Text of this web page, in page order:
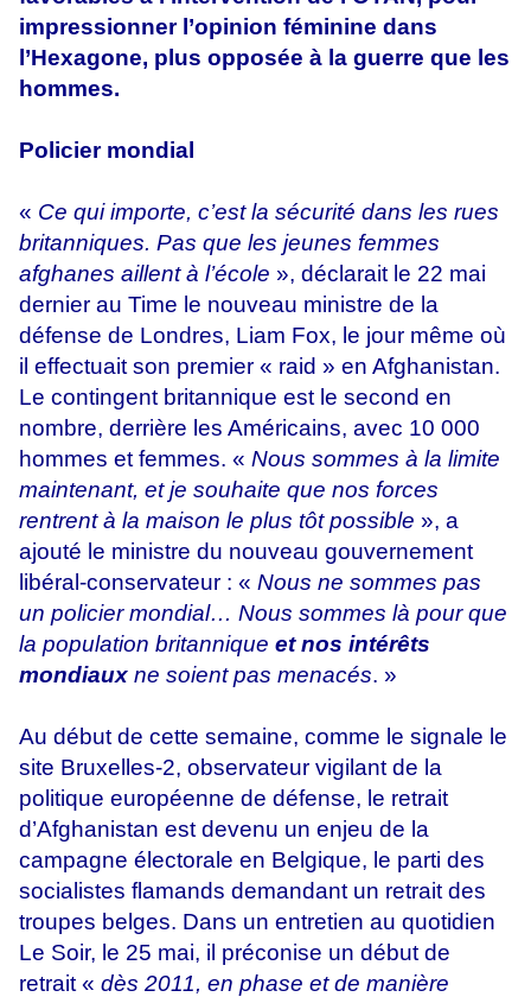
impressionner l’opinion féminine dans
l’Hexagone, plus opposée à la guerre que les
hommes.
Policier mondial
« Ce qui importe, c’est la sécurité dans les rues
britanniques. Pas que les jeunes femmes
afghanes aillent à l’école », déclarait le 22 mai
dernier au Time le nouveau ministre de la
défense de Londres, Liam Fox, le jour même où
il effectuait son premier « raid » en Afghanistan.
Le contingent britannique est le second en
nombre, derrière les Américains, avec 10 000
hommes et femmes. « Nous sommes à la limite
maintenant, et je souhaite que nos forces
rentrent à la maison le plus tôt possible », a
ajouté le ministre du nouveau gouvernement
libéral-conservateur : « Nous ne sommes pas
un policier mondial… Nous sommes là pour que
la population britannique et nos intérêts
mondiaux ne soient pas menacés. »
Au début de cette semaine, comme le signale le
site Bruxelles-2, observateur vigilant de la
politique européenne de défense, le retrait
d’Afghanistan est devenu un enjeu de la
campagne électorale en Belgique, le parti des
socialistes flamands demandant un retrait des
troupes belges. Dans un entretien au quotidien
Le Soir, le 25 mai, il préconise un début de
retrait « dès 2011, en phase et de manière